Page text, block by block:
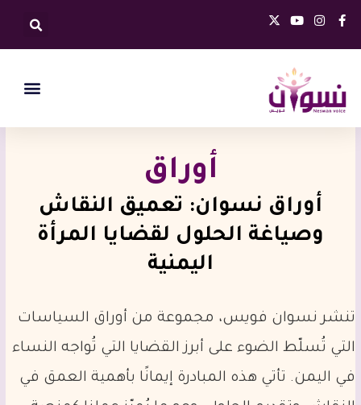
المحتوى
F
o
k
-
f
I
r
a
m
Y
u
b
e
X
t
e
r
أوراق
أوراق نسوان: تعميق النقاش
وصياغة الحلول لقضايا المرأة
اليمنية
تنشر نسوان فويس، مجموعة من أوراق السياسات
التي تُسلّط الضوء على أبرز القضايا التي تُواجه النساء
في اليمن. تأتي هذه المبادرة إيمانًا بأهمية العمق في